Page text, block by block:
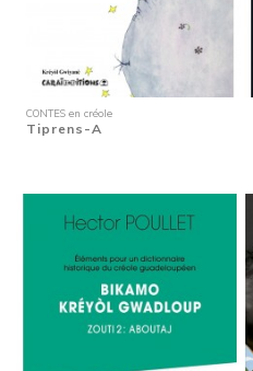
CONTES en créole
Tiprens-A